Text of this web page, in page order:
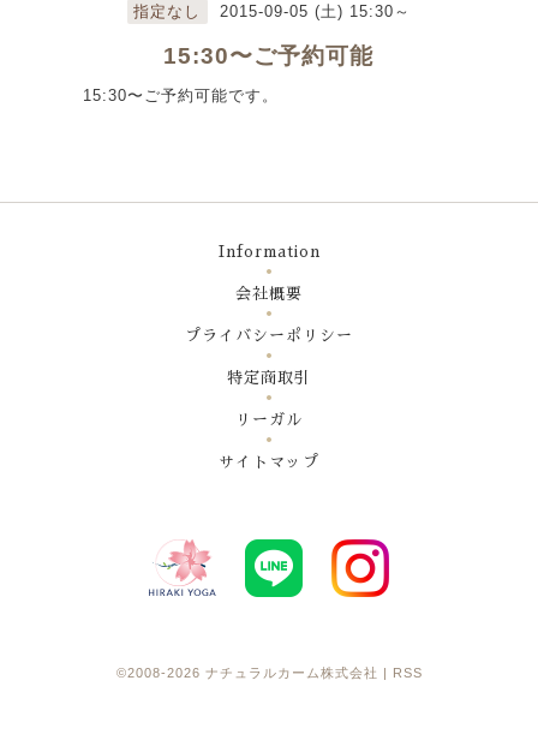
指定なし 2015-09-05 (土) 15:30～
15:30〜ご予約可能
15:30〜ご予約可能です。
Information
会社概要
プライバシーポリシー
特定商取引
リーガル
サイトマップ
©2008-2026 ナチュラルカーム株式会社 RSS